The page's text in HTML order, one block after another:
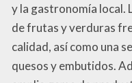
y la gastronomía local.
de frutas y verduras
calidad, así como una
quesos y embutidos.